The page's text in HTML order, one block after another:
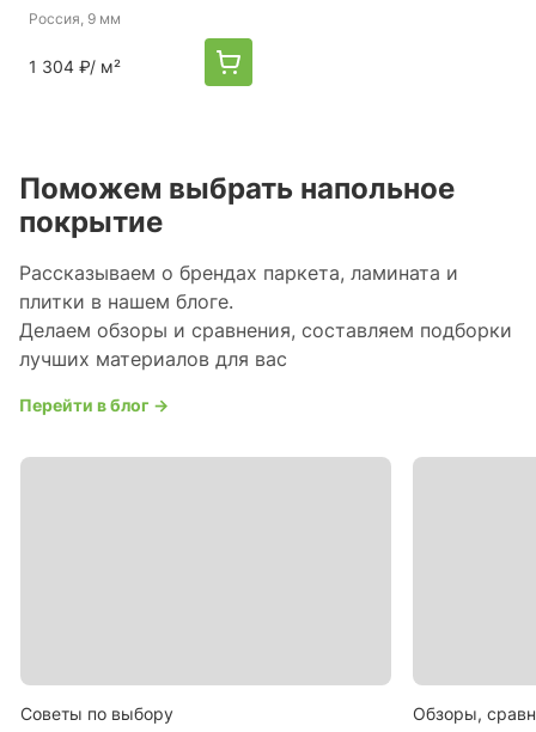
Россия, 9 мм
1 304 ₽/ м²
Поможем выбрать напольное
покрытие
Рассказываем о брендах паркета, ламината и
плитки в нашем блоге.
Делаем обзоры и сравнения, составляем подборки
лучших материалов для вас
Перейти в блог →
Советы по выбору Обзоры,